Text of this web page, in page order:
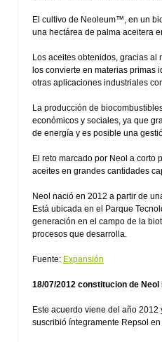
El cultivo de Neoleum™, en un
una hectárea de palma aceitera
Los aceites obtenidos, gracias
los convierte en materias
otras aplicaciones industriales
La producción de
económicos y sociales, ya que
de energía y es posible una
El reto marcado por Neol a corto
aceites en grandes cantidades
Neol nació en 2012 a partir de
Está ubicada en el Parque
generación en el campo de la
procesos que desarrolla.
Fuente: Expansión
18/07/2012 constitucion de
Este acuerdo viene del año
suscribió íntegramente Repsol